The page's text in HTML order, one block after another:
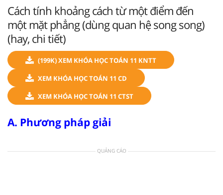
Cách tính khoảng cách từ một điểm đến
một mặt phẳng (dùng quan hệ song song)
(hay, chi tiết)
(199K) XEM KHÓA HỌC TOÁN 11 KNTT
XEM KHÓA HỌC TOÁN 11 CD
XEM KHÓA HỌC TOÁN 11 CTST
A. Phương pháp giải
QUẢNG CÁO